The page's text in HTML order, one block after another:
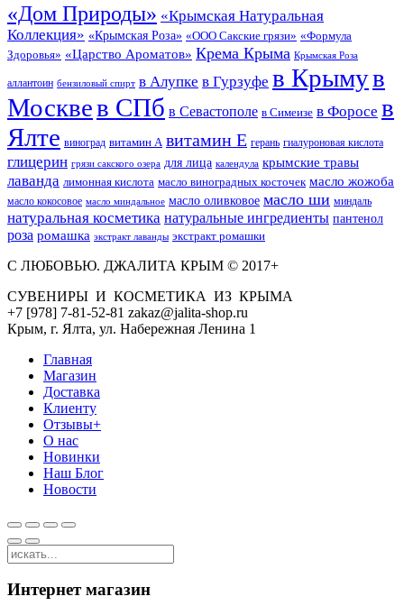
«Дом Природы» «Крымская Натуральная
Коллекция» «Крымская Роза» «ООО Сакские грязи» «Формула
Здоровья» «Царство Ароматов» Крема Крыма Крымская Роза
аллантоин бензиловый спирт в Алупке в Гурзуфе в Крымув
Москвев СПб в Севастополе в Симеизе в Форосе в
Ялте виноград витамин А витамин Е герань гиалуроновая кислота
глицерин грязи сакского озера для лица календула крымские травы
лаванда лимонная кислота масло виноградных косточек масло жожоба
масло кокосовое масло миндальное масло оливковое масло ши миндаль
натуральная косметика натуральные ингредиенты пантенол
роза ромашка экстракт лаванды экстракт ромашки
С ЛЮБОВЬЮ. ДЖАЛИТА КРЫМ © 2017+
СУВЕНИРЫ И КОСМЕТИКА ИЗ КРЫМА
+7 [978] 7-81-52-81 zakaz@jalita-shop.ru
Крым, г. Ялта, ул. Набережная Ленина 1
Главная
Магазин
Доставка
Клиенту
Отзывы+
О нас
Новинки
Наш Блог
Новости
Интернет магазин